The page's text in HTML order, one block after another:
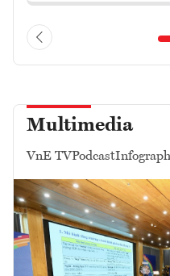
Multimedia
VnE TVPodcast